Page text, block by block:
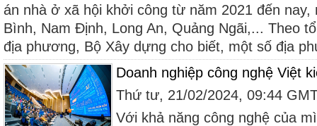
án nhà ở xã hội khởi công từ năm 2021 đến nay,
Bình, Nam Định, Long An, Quảng Ngãi,... Theo
địa phương, Bộ Xây dựng cho biết, một số địa
Doanh nghiệp công nghệ Việt
Thứ tư, 21/02/2024, 09:44
Với khả năng công nghệ của